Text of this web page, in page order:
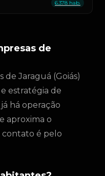
6.378 hab.
de
de Jaraguá (Goiás)
estratégia de
há operação
aproxima o
contato é pelo